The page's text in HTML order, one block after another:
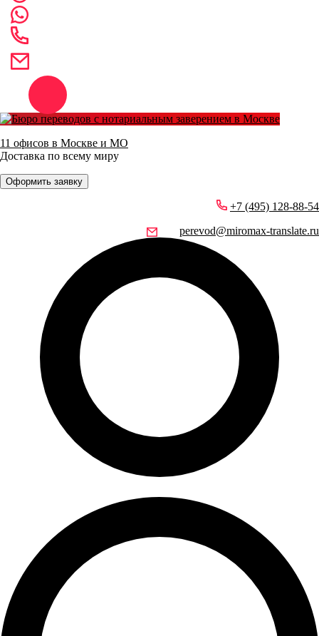
11 офисов в Москве и МО
Доставка по всему миру
Оформить заявку
+7 (495) 128-88-54
perevod@miromax-translate.ru